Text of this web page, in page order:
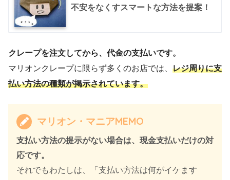
不安をなくすスマートな方法を提案！
クレープを注文してから、代金の支払いです。
マリオンクレープに限らず多くのお店では、 レジ周りに支
払い方法の種類が掲示されています。
マリオン・マニアMEMO
支払い方法の提示がない場合は、現金支払いだけの対
応です。
それでもわたしは、「支払い方法は何がイケます